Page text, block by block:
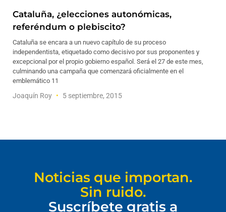
Cataluña, ¿elecciones autonómicas,
referéndum o plebiscito?
Cataluña se encara a un nuevo capítulo de su proceso
independentista, etiquetado como decisivo por sus proponentes y
excepcional por el propio gobierno español. Será el 27 de este mes,
culminando una campaña que comenzará oficialmente en el
emblemático 11
Joaquín Roy 5 septiembre, 2015
Noticias que importan.
Sin ruido.
Suscríbete gratis a